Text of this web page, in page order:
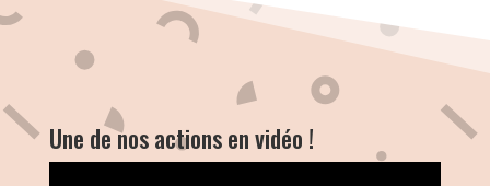
Une de nos actions en vidéo !